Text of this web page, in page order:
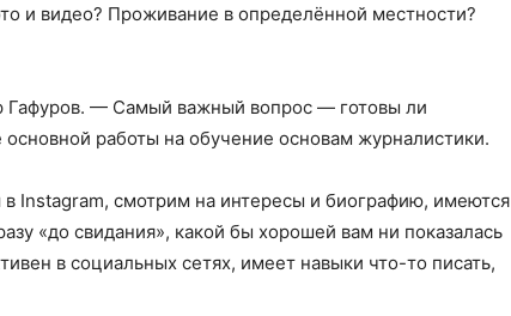
и видео? Проживание в определённой местности?
— Самый важный вопрос — готовы ли
работы на обучение основам журналистики.
Instagram, смотрим на интересы и биографию, имеются
«до свидания», какой бы хорошей вам ни показалась
в социальных сетях, имеет навыки что-то писать,